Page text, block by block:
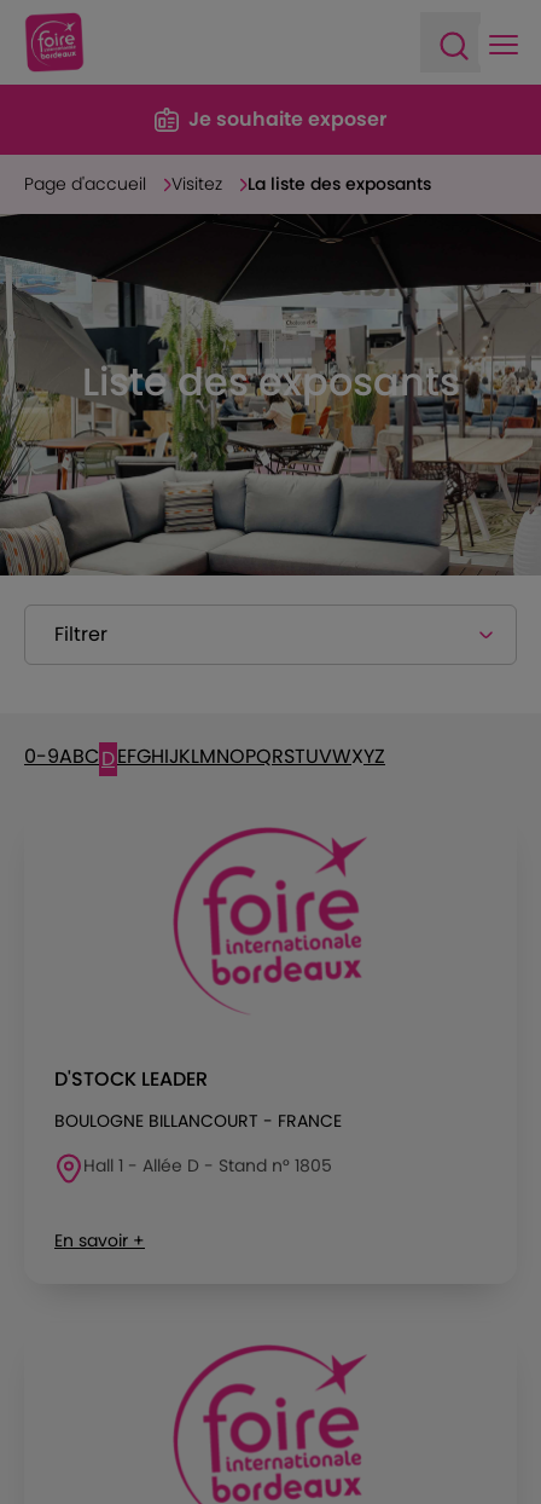
Je souhaite exposer
Page d'accueil Visitez La liste des exposants
Liste des exposants
Filtrer
0-9ABCDEFGHIJKLMNOPQRSTUVWXYZ
D'STOCK LEADER
BOULOGNE BILLANCOURT - FRANCE
Hall 1 - Allée D - Stand n° 1805
En savoir +